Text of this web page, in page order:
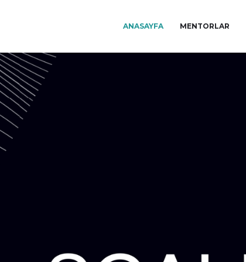
ANASAYFA MENTORLAR